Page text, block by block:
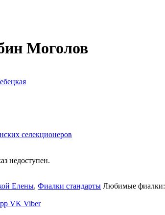
Моголов
селекционеров
недоступен.
Елены, Фиалки стандарты Любимые фиалки:
VK Viber